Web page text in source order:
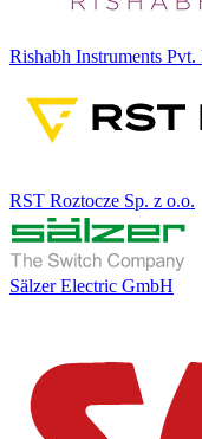
Rishabh Instruments Pvt.
RST Roztocze Sp. z o.o.
Sälzer Electric GmbH